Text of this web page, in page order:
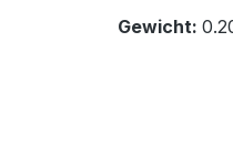
Gewicht: